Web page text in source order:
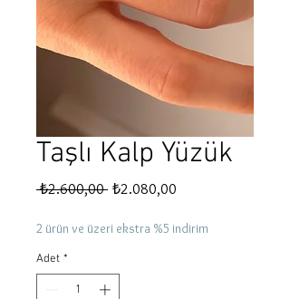
Taşlı Kalp Yüzük
₺2.600,00 Normal
₺2.080,00
2 ürün ve üzeri ekstra %5 indirim
Adet *